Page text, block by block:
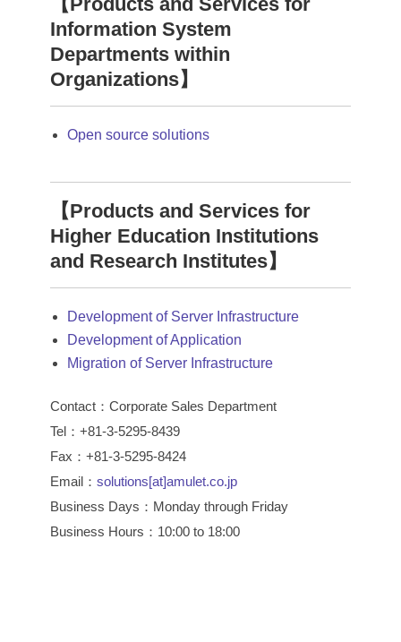
Information System
Departments within
Organizations】
Open source solutions
【Products and Services for
Higher Education Institutions
and Research Institutes】
Development of Server Infrastructure
Development of Application
Migration of Server Infrastructure
Contact：Corporate Sales Department
Tel：+81-3-5295-8439
Fax：+81-3-5295-8424
Email： solutions[at]amulet.co.jp
Business Days：Monday through Friday
Business Hours：10:00 to 18:00